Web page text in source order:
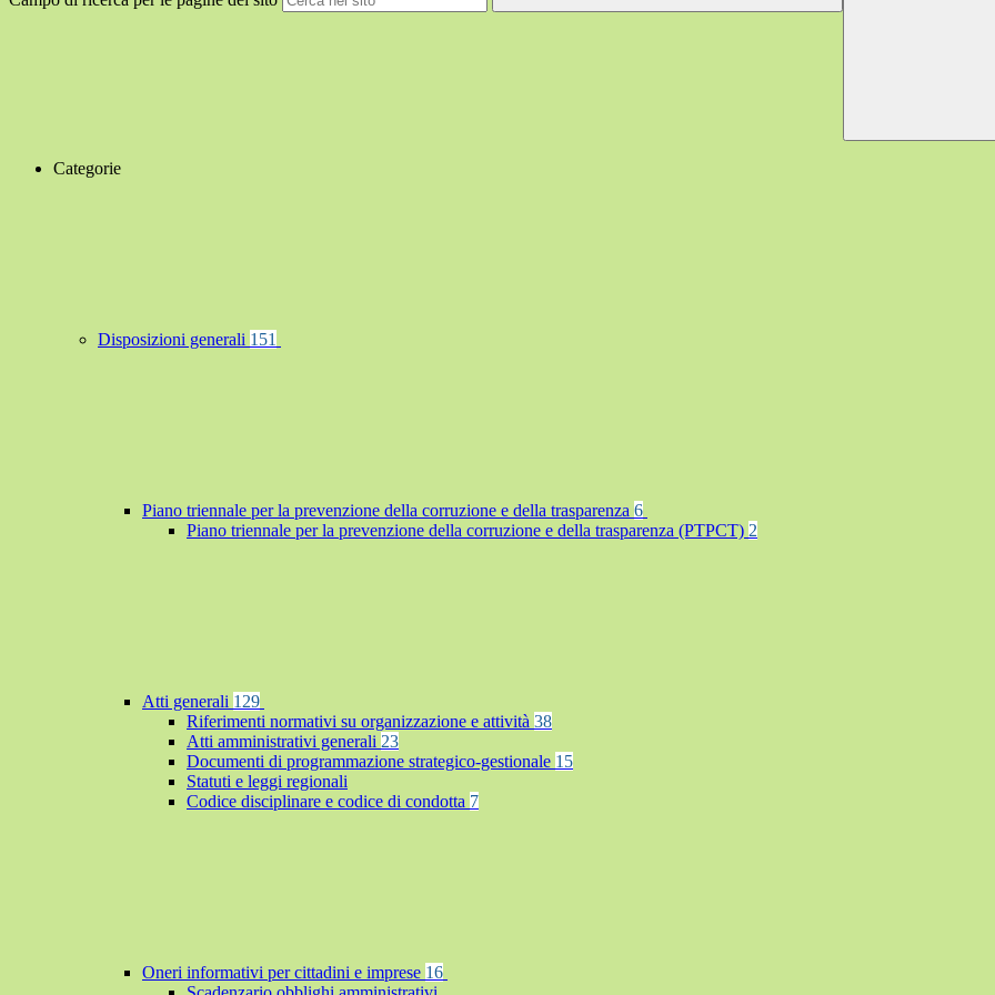
Categorie
Disposizioni generali 151
Piano triennale per la prevenzione della corruzione e della trasparenza 6
Piano triennale per la prevenzione della corruzione e della trasparenza (PTPCT) 2
Atti generali 129
Riferimenti normativi su organizzazione e attività 38
Atti amministrativi generali 23
Documenti di programmazione strategico-gestionale 15
Statuti e leggi regionali
Codice disciplinare e codice di condotta 7
Oneri informativi per cittadini e imprese 16